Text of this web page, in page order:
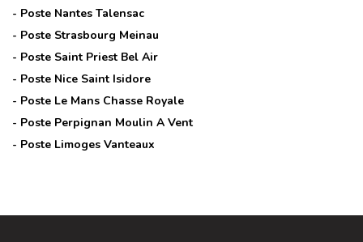
- Poste Nantes Talensac
- Poste Strasbourg Meinau
- Poste Saint Priest Bel Air
- Poste Nice Saint Isidore
- Poste Le Mans Chasse Royale
- Poste Perpignan Moulin A Vent
- Poste Limoges Vanteaux